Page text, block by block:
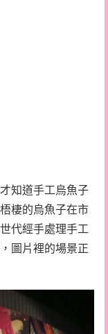
知道手工烏魚子
棲的烏魚子在市
代經手處理手工
圖片裡的場景正